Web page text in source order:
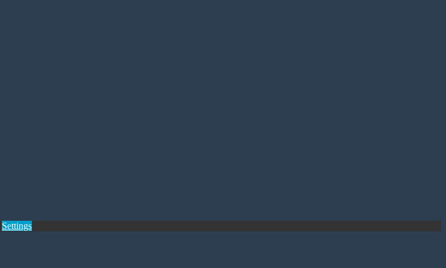
Settings